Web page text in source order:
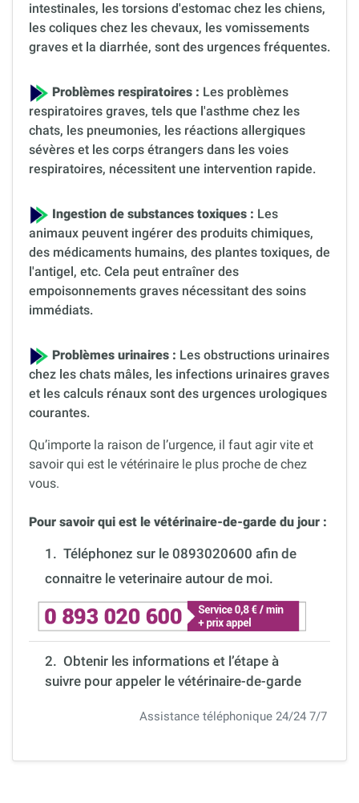
intestinales, les torsions d'estomac chez les chiens,
les coliques chez les chevaux, les vomissements
graves et la diarrhée, sont des urgences fréquentes.
Problèmes respiratoires : Les problèmes
respiratoires graves, tels que l'asthme chez les
chats, les pneumonies, les réactions allergiques
sévères et les corps étrangers dans les voies
respiratoires, nécessitent une intervention rapide.
Ingestion de substances toxiques : Les
animaux peuvent ingérer des produits chimiques,
des médicaments humains, des plantes toxiques, de
l'antigel, etc. Cela peut entraîner des
empoisonnements graves nécessitant des soins
immédiats.
Problèmes urinaires : Les obstructions urinaires
chez les chats mâles, les infections urinaires graves
et les calculs rénaux sont des urgences urologiques
courantes.
Qu’importe la raison de l’urgence, il faut agir vite et
savoir qui est le vétérinaire le plus proche de chez
vous.
Pour savoir qui est le vétérinaire-de-garde du jour :
1. Téléphonez sur le 0893020600 afin de
connaitre le veterinaire autour de moi.
2. Obtenir les informations et l’étape à
suivre pour appeler le vétérinaire-de-garde
Assistance téléphonique 24/24 7/7